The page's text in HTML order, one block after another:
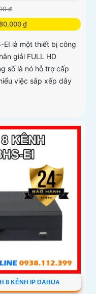
₫
₫
EI là một thiết bị công
giải FULL HD
số là nó hỗ trợ cấp
việc sắp xếp dây
8 KÊNH IP DAHUA